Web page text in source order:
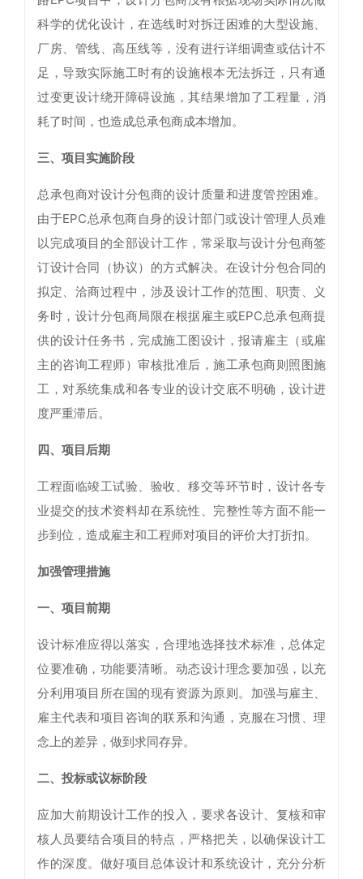
科学的优化设计，在选线时对拆迁困难的大型设施、
厂房、管线、高压线等，没有进行详细调查或估计不
足，导致实际施工时有的设施根本无法拆迁，只有通
过变更设计绕开障碍设施，其结果增加了工程量，消
耗了时间，也造成总承包商成本增加。
三、项目实施阶段
总承包商对设计分包商的设计质量和进度管控困难。
由于EPC总承包商自身的设计部门或设计管理人员难
以完成项目的全部设计工作，常采取与设计分包商签
订设计合同（协议）的方式解决。在设计分包合同的
拟定、洽商过程中，涉及设计工作的范围、职责、义
务时，设计分包商局限在根据雇主或EPC总承包商提
供的设计任务书，完成施工图设计，报请雇主（或雇
主的咨询工程师）审核批准后，施工承包商则照图施
工，对系统集成和各专业的设计交底不明确，设计进
度严重滞后。
四、项目后期
工程面临竣工试验、验收、移交等环节时，设计各专
业提交的技术资料却在系统性、完整性等方面不能一
步到位，造成雇主和工程师对项目的评价大打折扣。
加强管理措施
一、项目前期
设计标准应得以落实，合理地选择技术标准，总体定
位要准确，功能要清晰。动态设计理念要加强，以充
分利用项目所在国的现有资源为原则。加强与雇主、
雇主代表和项目咨询的联系和沟通，克服在习惯、理
念上的差异，做到求同存异。
二、投标或议标阶段
应加大前期设计工作的投入，要求各设计、复核和审
核人员要结合项目的特点，严格把关，以确保设计工
作的深度。做好项目总体设计和系统设计，充分分析